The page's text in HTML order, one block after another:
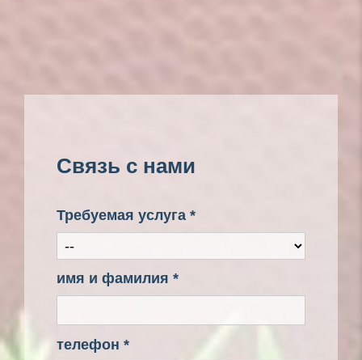
Связь с нами
Требуемая услуга *
имя и фамилия *
телефон *